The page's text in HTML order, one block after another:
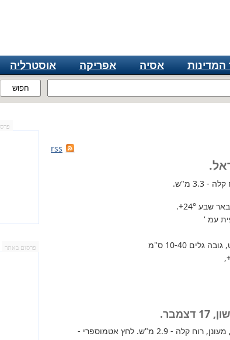
חפוש
אסיה אפריקה אוסטרליה
rss
3.3 מ"ש.
שבע +24°
.
גלים 10-40 ס"מ
,
מחר ברוב חלקי הארץ טמפרטורה ללא שינוי, מעונן, רוח קלה - 2.9 מ"ש. לחץ אטמוספרי -
פרסום באתר